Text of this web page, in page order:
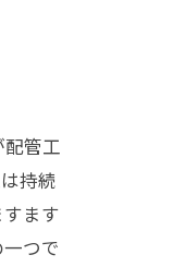
管工
持続
ます
つで